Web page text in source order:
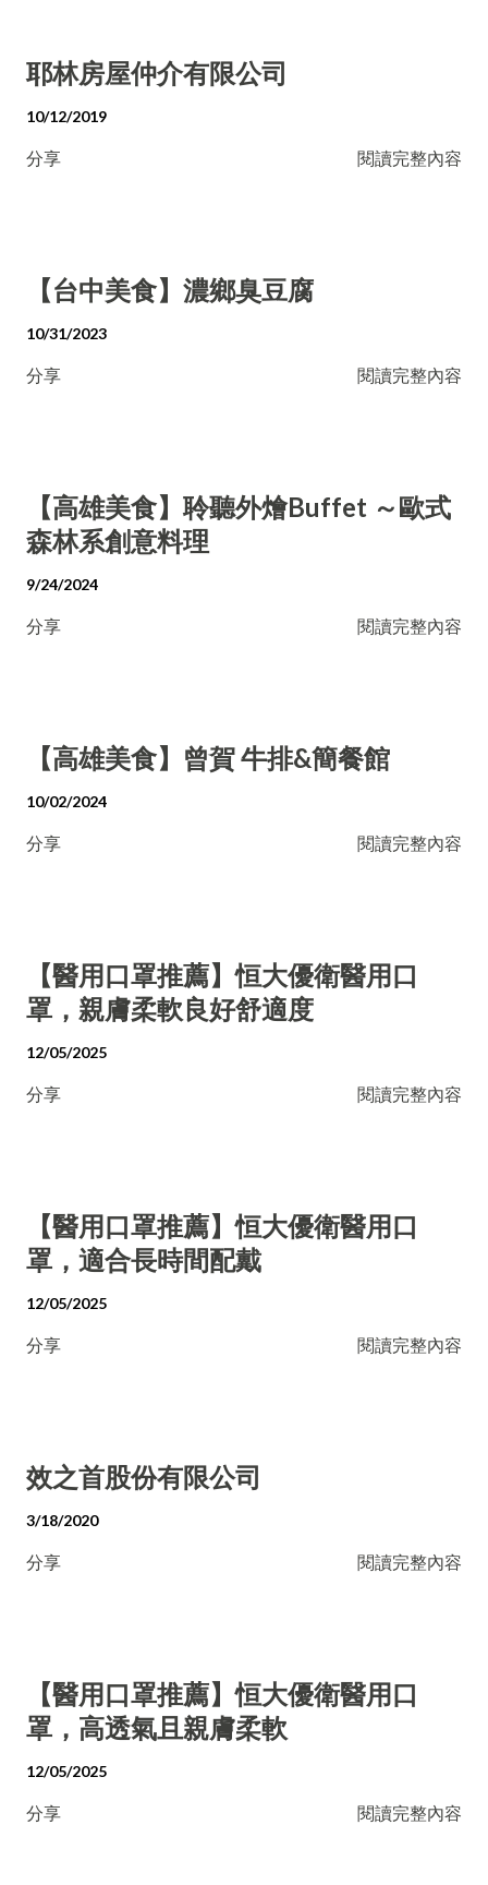
耶林房屋仲介有限公司
10/12/2019
分享 閱讀完整內容
【台中美食】濃鄉臭豆腐
10/31/2023
分享 閱讀完整內容
【高雄美食】聆聽外燴Buffet ～歐式
森林系創意料理
9/24/2024
分享 閱讀完整內容
【高雄美食】曾賀 牛排&簡餐館
10/02/2024
分享 閱讀完整內容
【醫用口罩推薦】恒大優衛醫用口
罩，親膚柔軟良好舒適度
12/05/2025
分享 閱讀完整內容
【醫用口罩推薦】恒大優衛醫用口
罩，適合長時間配戴
12/05/2025
分享 閱讀完整內容
效之首股份有限公司
3/18/2020
分享 閱讀完整內容
【醫用口罩推薦】恒大優衛醫用口
罩，高透氣且親膚柔軟
12/05/2025
分享 閱讀完整內容